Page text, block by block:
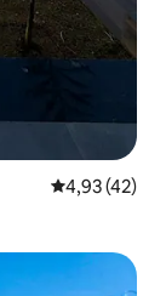
Évaluation
4,93 (42)